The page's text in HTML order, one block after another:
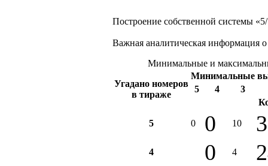
Построение собственной системы
Важная аналитическая информация о
Минимальные и
Угадано номеров
в тираже
Минимальные
5
4
3
5 0 0 10
4 0 4